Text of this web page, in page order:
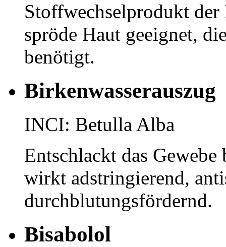
Stoffwechselprodukt
spröde Haut geeignet,
benötigt.
Birkenwasserauszug
INCI: Betulla Alba
Entschlackt das
wirkt adstringierend,
durchblutungsfördernd.
Bisabolol